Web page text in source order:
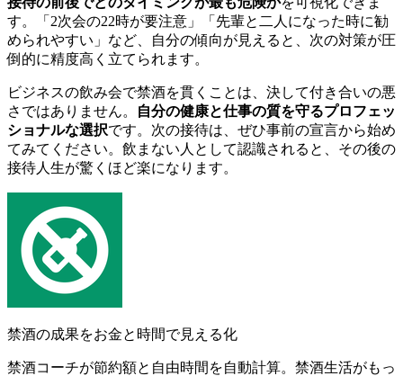
す。「2次会の22時が要注意」「先輩と二人になった時に勧
められやすい」など、自分の傾向が見えると、次の対策が圧
倒的に精度高く立てられます。
ビジネスの飲み会で禁酒を貫くことは、決して付き合いの悪
さではありません。
自分の健康と仕事の質を守るプロフェッ
ショナルな選択です。次の接待は、ぜひ事前の宣言から始め
てみてください。飲まない人として認識されると、その後の
接待人生が驚くほど楽になります。
禁酒の成果をお金と時間で見える化
禁酒コーチが節約額と自由時間を自動計算。禁酒生活がもっ